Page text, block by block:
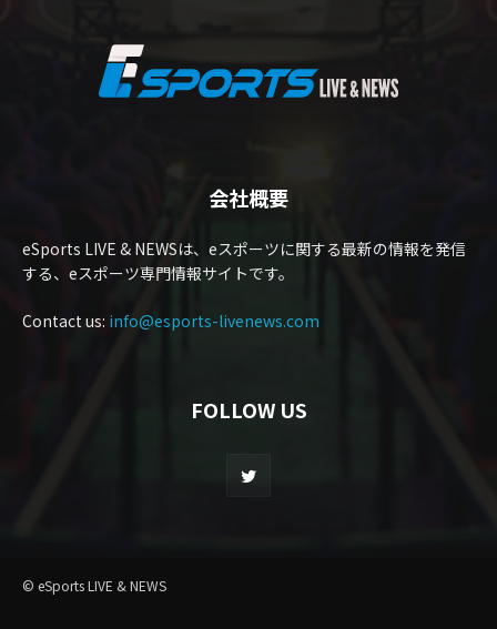
会社概要
eSports LIVE & NEWSは、eスポーツに関する最新の情報を発信
する、eスポーツ専門情報サイトです。
Contact us: info@esports-livenews.com
FOLLOW US
© eSports LIVE & NEWS